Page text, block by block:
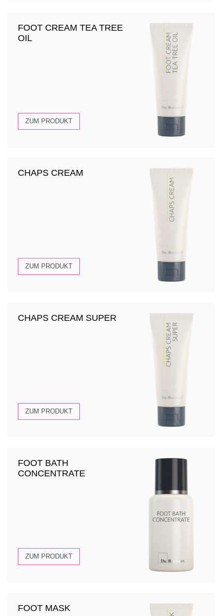
FOOT CREAM TEA TREE
OIL
ZUM PRODUKT
CHAPS CREAM
ZUM PRODUKT
CHAPS CREAM SUPER
ZUM PRODUKT
FOOT BATH
CONCENTRATE
ZUM PRODUKT
FOOT MASK